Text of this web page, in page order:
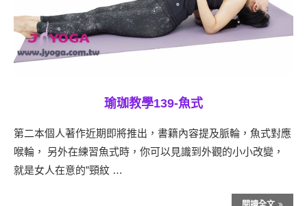
瑜珈教學139-魚式
第二本個人著作近期即將推出，書籍內容提及脈輪，魚式對應
喉輪， 另外在練習魚式時，你可以見識到外觀的小小改變，
就是女人在意的”頸紋 …